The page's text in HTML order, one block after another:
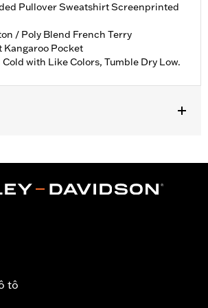
Pullover Sweatshirt Screenprinted
/ Poly Blend French Terry
Kangaroo Pocket
with Like Colors, Tumble Dry Low.
tô